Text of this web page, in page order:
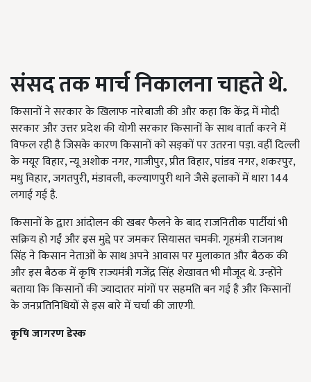
संसद तक मार्च निकालना चाहते थे.
किसानों ने सरकार के खिलाफ नारेबाजी की और कहा कि केंद्र में मोदी
सरकार और उत्तर प्रदेश की योगी सरकार किसानों के साथ वार्ता करने में
विफल रही है जिसके कारण किसानों को सड़कों पर उतरना पड़ा. वहीं दिल्ली
के मयूर विहार, न्यू अशोक नगर, गाजीपुर, प्रीत विहार, पांडव नगर, शकरपुर,
मधु विहार, जगतपुरी, मंडावली, कल्याणपुरी थाने जैसे इलाकों में धारा 144
लगाई गई है.
किसानों के द्वारा आंदोलन की खबर फैलने के बाद राजनितीक पार्टीयां भी
सक्रिय हो गईं और इस मुद्दे पर जमकर सियासत चमकी. गृहमंत्री राजनाथ
सिंह ने किसान नेताओं के साथ अपने आवास पर मुलाकात और बैठक की
और इस बैठक में कृषि राज्यमंत्री गजेंद्र सिंह शेखावत भी मौजूद थे. उन्होंने
बताया कि किसानों की ज्यादातर मांगों पर सहमति बन गई है और किसानों
के जनप्रतिनिधियों से इस बारे में चर्चा की जाएगी.
कृषि जागरण डेस्क